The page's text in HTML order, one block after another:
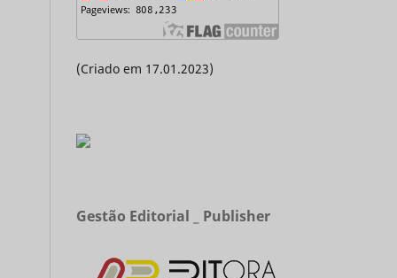
(Criado em 17.01.2023)
Gestão Editorial _ Publisher